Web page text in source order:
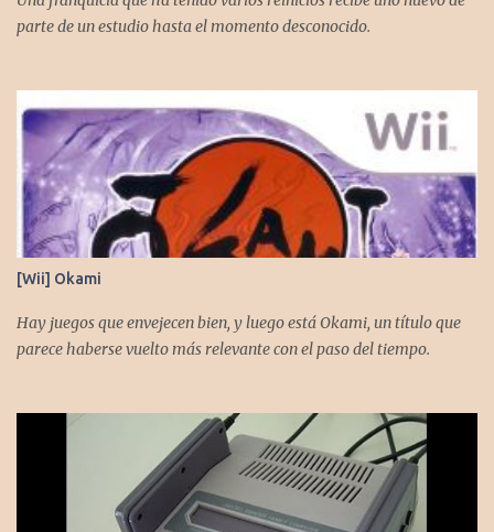
parte de un estudio hasta el momento desconocido.
[Wii] Okami
Hay juegos que envejecen bien, y luego está Okami, un título que
parece haberse vuelto más relevante con el paso del tiempo.